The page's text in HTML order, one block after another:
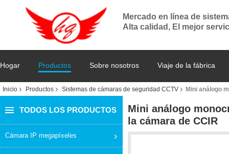
Mercado en línea de
Alta calidad, El mejor
Hogar Productos Sobre nosotros Viaje de la fábrica
Inicio Productos Sistemas de cámaras de seguridad CCTV Mini análogo
TODOS LOS PRODUCTOS
Cámara IP megapíxeles
Mini análogo
la cámara de CCIR